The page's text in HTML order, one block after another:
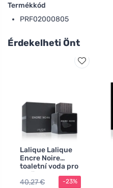
Termékkód
PRF02000805
Érdekelheti Önt
Lalique Lalique
Encre Noire
toaletní voda pro
muže
40,27 €
-23%